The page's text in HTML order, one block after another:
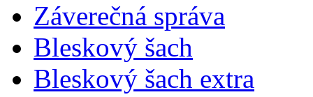
Záverečná správa
Bleskový šach
Bleskový šach extra